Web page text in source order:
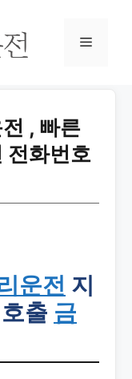
, 빠른
전화번호
운전 지
호출 금